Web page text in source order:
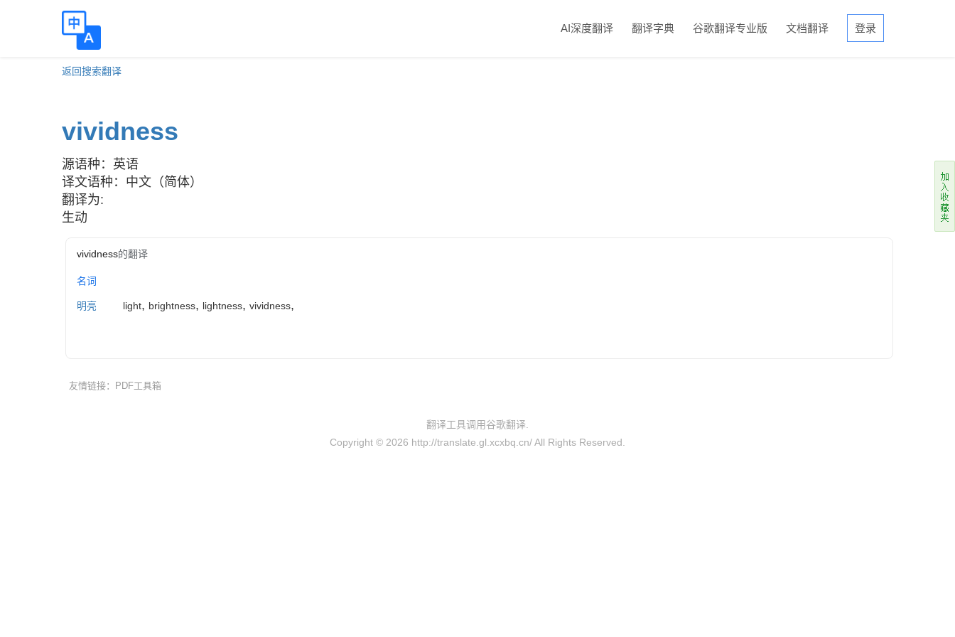
AI深度翻译 翻译字典 谷歌翻译专业版 文档翻译 登录
返回搜索翻译
vividness
源语种：英语
译文语种：中文（简体）
翻译为:
生动
vividness的翻译
名词
明亮 light, brightness, lightness, vividness,
友情链接： PDF工具箱
翻译工具调用谷歌翻译.
Copyright © 2026 http://translate.gl.xcxbq.cn/All Rights Reserved.